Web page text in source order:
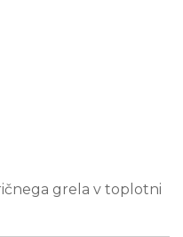
grela v toplotni